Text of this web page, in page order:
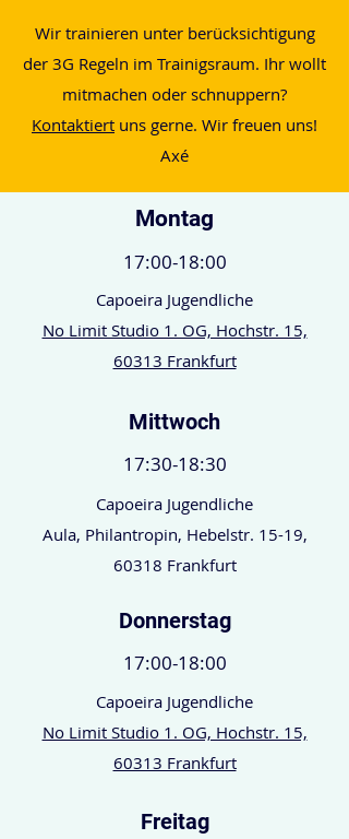
Montag
17:00-18:00
Capoeira Jugendliche
No Limit Studio 1. OG, Hochstr. 15,
60313 Frankfurt
Mittwoch
17:30-18:30
Capoeira Jugendliche
Aula, Philantropin, Hebelstr. 15-19,
60318 Frankfurt
Donnerstag
17:00-18:00
Capoeira Jugendliche
No Limit Studio 1. OG, Hochstr. 15,
60313 Frankfurt
Freitag
Wir trainieren unter berücksichtigung
der 3G Regeln im Trainigsraum. Ihr wollt
mitmachen oder schnuppern?
Kontaktiert uns gerne. Wir freuen uns!
Axé